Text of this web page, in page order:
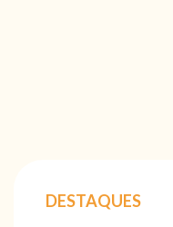
DESTAQUES